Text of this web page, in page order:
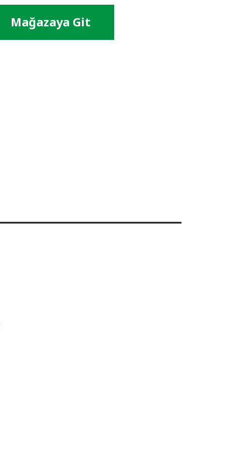
Mağazaya Git